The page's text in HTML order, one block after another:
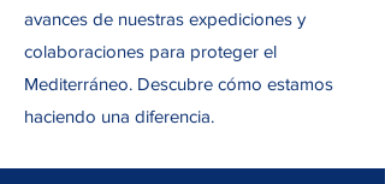
avances de nuestras expediciones y
colaboraciones para proteger el
Mediterráneo. Descubre cómo estamos
haciendo una diferencia.